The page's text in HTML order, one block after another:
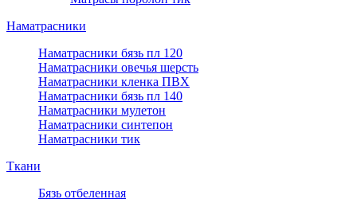
Наматрасники
Наматрасники бязь пл 120
Наматрасники овечья шерсть
Наматрасники кленка ПВХ
Наматрасники бязь пл 140
Наматрасники мулетон
Наматрасники синтепон
Наматрасники тик
Ткани
Бязь отбеленная